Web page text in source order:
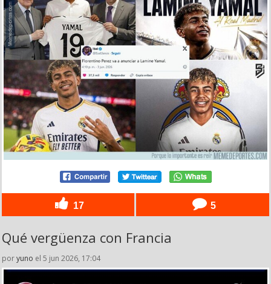
17 5
Qué vergüenza con Francia
poryuno el 5 jun 2026, 17:04